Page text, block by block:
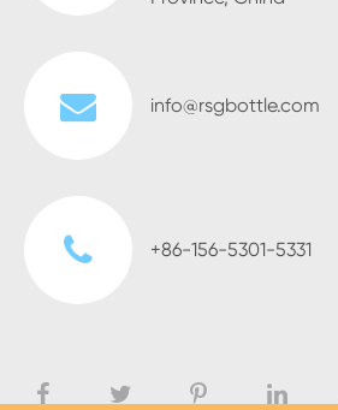
info@rsgbottle.com
+86-156-5301-5331